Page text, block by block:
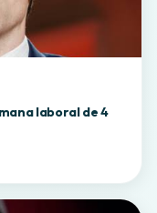
laboral de 4